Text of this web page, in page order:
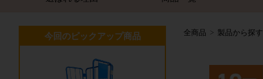
全商品 製品から探す
今回のピックアップ商品